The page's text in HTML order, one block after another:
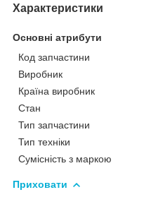
Характеристики
Основні атрибути
Код запчастини
Виробник
Країна виробник
Стан
Тип запчастини
Тип техніки
Сумісність з маркою
Приховати